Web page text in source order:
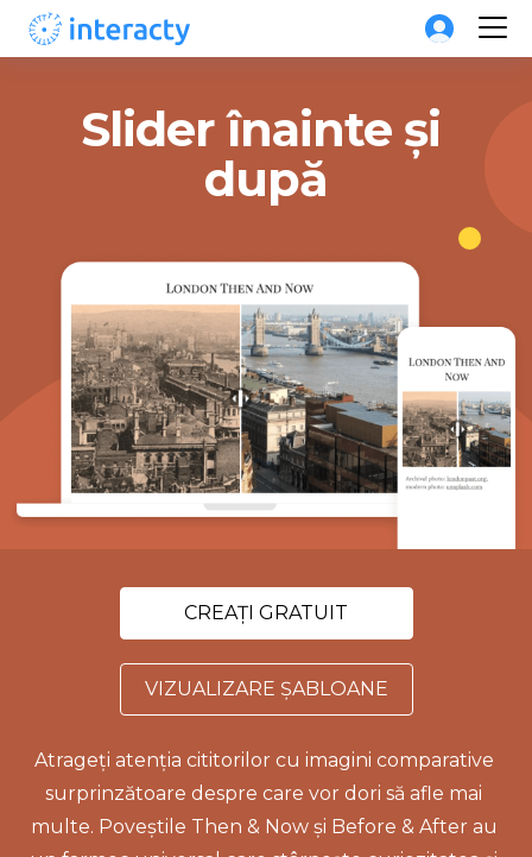
Slider înainte și
după
Atrageți atenția cititorilor cu imagini comparative
surprinzătoare despre care vor dori să afle mai
multe. Poveștile Then & Now și Before & After au
VIZUALIZARE ȘABLOANE
CREAȚI GRATUIT